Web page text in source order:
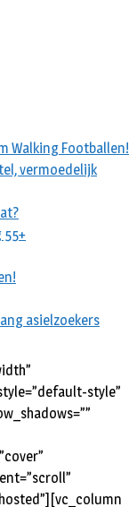
Walking Footballen!
vermoedelijk
55+
asielzoekers
style”